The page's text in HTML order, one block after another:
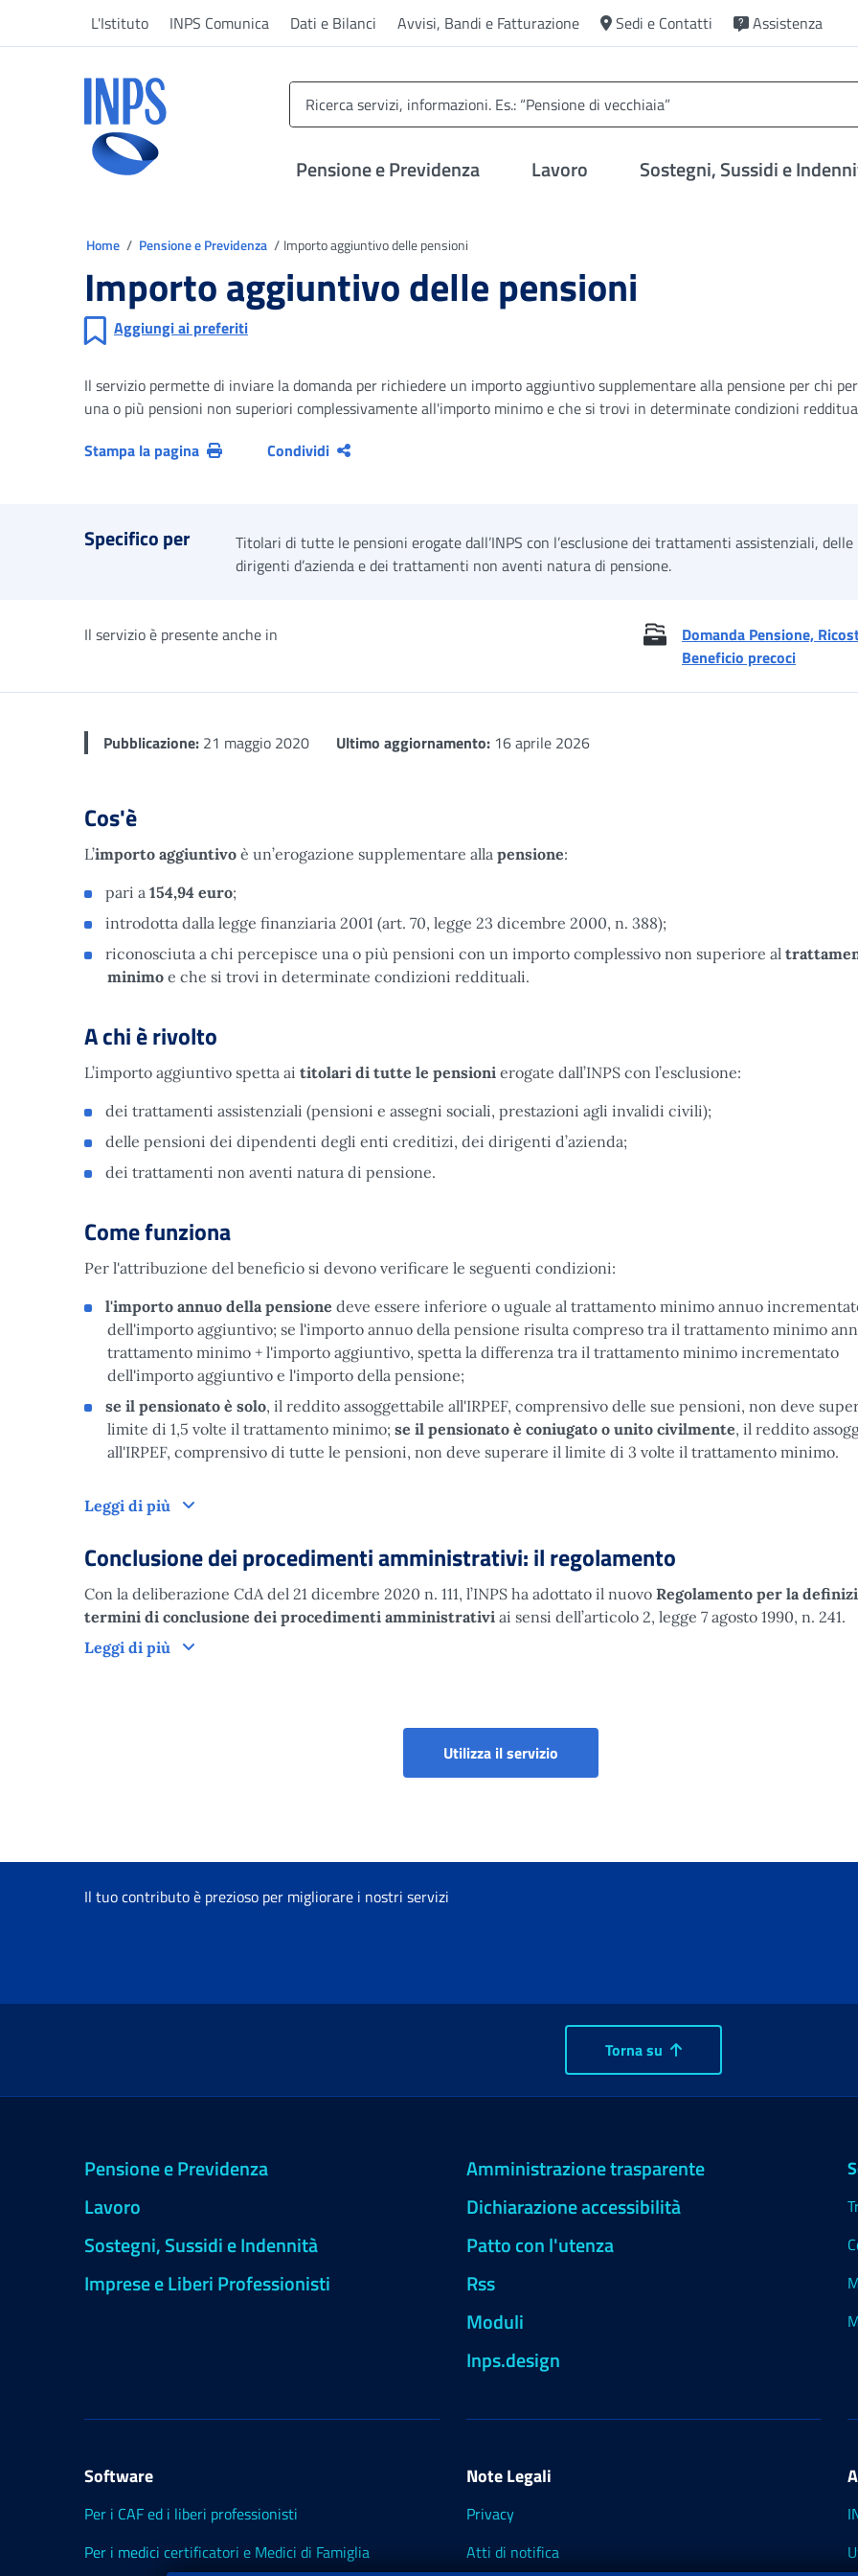
L'Istituto INPS Comunica Dati e Bilanci Avvisi, Bandi e Fatturazione Sedi e Contatti
Assistenza
Pensione e Previdenza Lavoro Sostegni, Sussidi e
Home Pensione e Previdenza Importo aggiuntivo delle pensioni
Importo aggiuntivo delle pensioni
Aggiungi ai preferiti
Il servizio permette di inviare la domanda per richiedere un importo aggiuntivo supplementare alla pensione per chi
una o più pensioni non superiori complessivamente all'importo minimo e che si trovi in determinate condizioni
Stampa la pagina
Condividi
Specifico per
Titolari di tutte le pensioni erogate dall’INPS con l’esclusione dei trattamenti assistenziali,
dirigenti d’azienda e dei trattamenti non aventi natura di pensione.
Il servizio è presente anche in
Domanda Pensione,
Beneficio precoci
Pubblicazione: 21 maggio 2020 Ultimo aggiornamento: 16 aprile 2026
Cos'è
L’importo aggiuntivo è un’erogazione supplementare alla pensione:
pari a 154,94 euro;
introdotta dalla legge finanziaria 2001 (art. 70, legge 23 dicembre 2000, n. 388);
riconosciuta a chi percepisce una o più pensioni con un importo complessivo non superiore al
minimo e che si trovi in determinate condizioni reddituali.
A chi è rivolto
L’importo aggiuntivo spetta ai titolari di tutte le pensioni erogate dall’INPS con l’esclusione:
dei trattamenti assistenziali (pensioni e assegni sociali, prestazioni agli invalidi civili);
delle pensioni dei dipendenti degli enti creditizi, dei dirigenti d’azienda;
dei trattamenti non aventi natura di pensione.
Come funziona
Per l'attribuzione del beneficio si devono verificare le seguenti condizioni:
l'importo annuo della pensione deve essere inferiore o uguale al trattamento minimo annuo
dell'importo aggiuntivo; se l'importo annuo della pensione risulta compreso tra il trattamento minimo
trattamento minimo + l'importo aggiuntivo, spetta la differenza tra il trattamento minimo incrementato
dell'importo aggiuntivo e l'importo della pensione;
se il pensionato è solo, il reddito assoggettabile all'IRPEF, comprensivo delle sue pensioni, non deve
limite di 1,5 volte il trattamento minimo; se il pensionato è coniugato o unito civilmente, il reddito
all'IRPEF, comprensivo di tutte le pensioni, non deve superare il limite di 3 volte il trattamento minimo.
Leggi di più Come funziona
Conclusione dei procedimenti amministrativi: il regolamento
Con la deliberazione CdA del 21 dicembre 2020 n. 111, l’INPS ha adottato il nuovo Regolamento per la
termini di conclusione dei procedimenti amministrativi ai sensi dell’articolo 2, legge 7 agosto 1990, n. 241.
Leggi di più
Conclusione dei procedimenti amministrativi: il regolamento
Utilizza il servizioRicostituzione pensione - Domanda
Il tuo contributo è prezioso per migliorare i nostri servizi
Torna su
Pensione e Previdenza
Lavoro
Sostegni, Sussidi e Indennità
Imprese e Liberi Professionisti
Amministrazione trasparente
Dichiarazione accessibilità
Patto con l'utenza
Rss
Moduli
Inps.design
Software
Per i CAF ed i liberi professionisti
Per i medici certificatori e Medici di Famiglia
Note Legali
Privacy
Atti di notifica